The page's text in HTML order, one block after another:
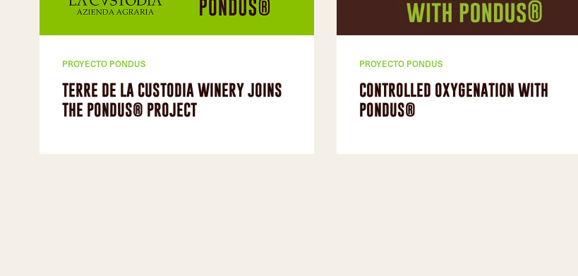
PROYECTO PONDUS
TERRE DE LA CUSTODIA WINERY JOINS
THE PONDUS® PROJECT
PROYECTO PONDUS
CONTROLLED OXYGENATION WITH
PONDUS®